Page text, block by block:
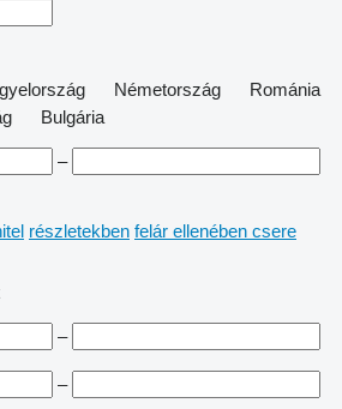
Németország
Románia
Bulgária
–
részletekben felár ellenében csere
–
–